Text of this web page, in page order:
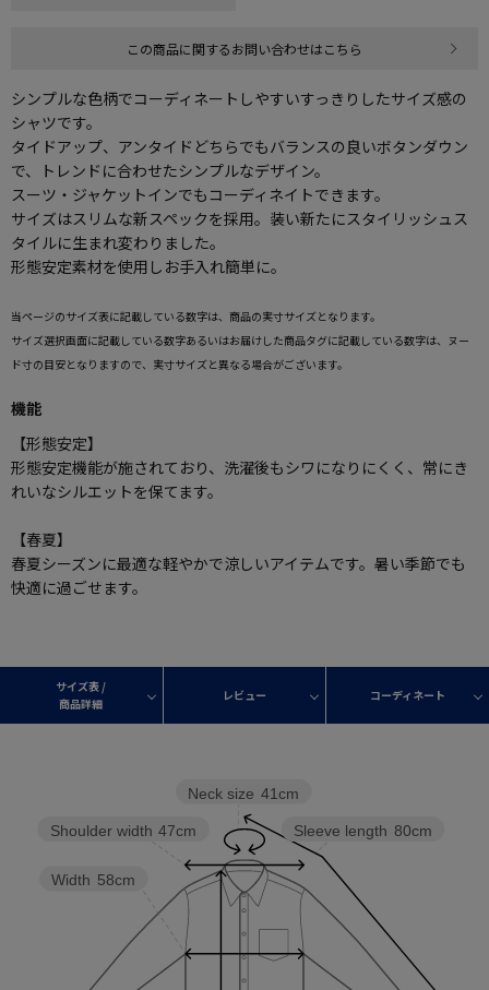
この商品に関するお問い合わせはこちら
シンプルな色柄でコーディネートしやすいすっきりしたサイズ感の
シャツです。
タイドアップ、アンタイドどちらでもバランスの良いボタンダウン
で、トレンドに合わせたシンプルなデザイン。
スーツ・ジャケットインでもコーディネイトできます。
サイズはスリムな新スペックを採用。装い新たにスタイリッシュス
タイルに生まれ変わりました。
形態安定素材を使用しお手入れ簡単に。
当ページのサイズ表に記載している数字は、商品の実寸サイズとなります。
サイズ選択画面に記載している数字あるいはお届けした商品タグに記載している数字は、ヌー
ド寸の目安となりますので、実寸サイズと異なる場合がございます。
機能
【形態安定】
形態安定機能が施されており、洗濯後もシワになりにくく、常にき
れいなシルエットを保てます。
【春夏】
春夏シーズンに最適な軽やかで涼しいアイテムです。暑い季節でも
快適に過ごせます。
サイズ表 /
商品詳細
レビュー コーディネート
Sleeve length 80cm
Neck size 41cm
Width 58cm
Shoulder width 47cm